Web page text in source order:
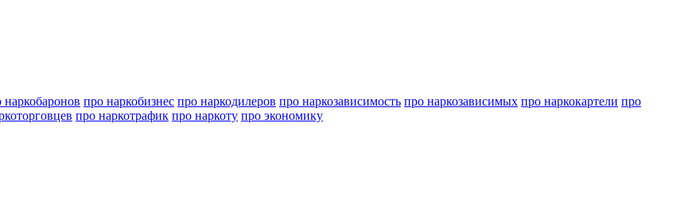
наркобаронов про наркобизнес про наркодилеров про наркозависимость про наркозависимых про наркокартели про
про наркотрафик про наркоту про экономику